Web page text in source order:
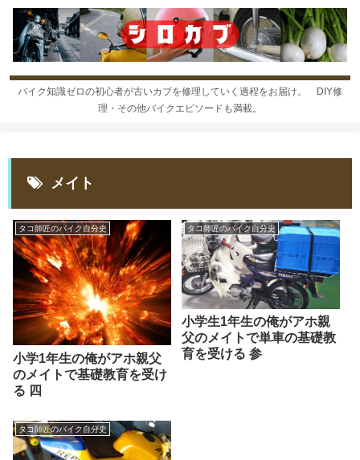
バイク知識ゼロの初心者が古いカブを修理していく過程をお届け。 DIY修
理・その他バイクエピソードも満載。
メイト
タコ師匠のバイク自分史
小学1年生の俺がアホ親父
のメイトで基礎教育を受け
る 四
タコ師匠のバイク自分史
小学生1年生の俺がアホ親
父のメイトで単車の基礎教
育を受ける 参
タコ師匠のバイク自分史